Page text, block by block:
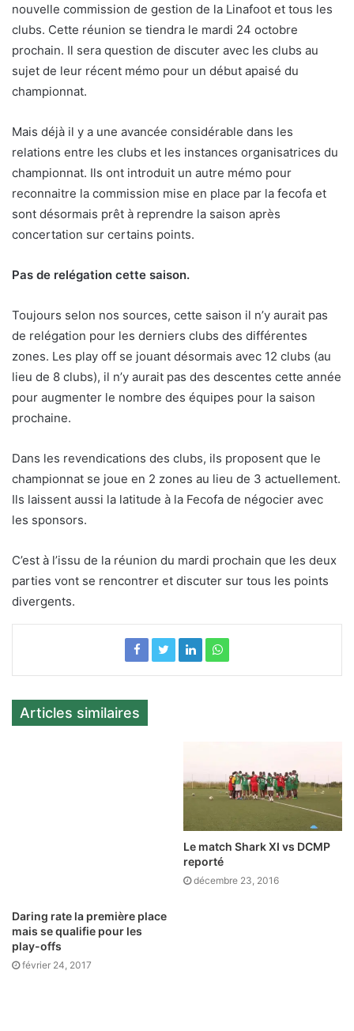
nouvelle commission de gestion de la Linafoot et tous les
clubs. Cette réunion se tiendra le mardi 24 octobre
prochain. Il sera question de discuter avec les clubs au
sujet de leur récent mémo pour un début apaisé du
championnat.
Mais déjà il y a une avancée considérable dans les
relations entre les clubs et les instances organisatrices du
championnat. Ils ont introduit un autre mémo pour
reconnaitre la commission mise en place par la fecofa et
sont désormais prêt à reprendre la saison après
concertation sur certains points.
Pas de relégation cette saison.
Toujours selon nos sources, cette saison il n’y aurait pas
de relégation pour les derniers clubs des différentes
zones. Les play off se jouant désormais avec 12 clubs (au
lieu de 8 clubs), il n’y aurait pas des descentes cette année
pour augmenter le nombre des équipes pour la saison
prochaine.
Dans les revendications des clubs, ils proposent que le
championnat se joue en 2 zones au lieu de 3 actuellement.
Ils laissent aussi la latitude à la Fecofa de négocier avec
les sponsors.
C’est à l’issu de la réunion du mardi prochain que les deux
parties vont se rencontrer et discuter sur tous les points
divergents.
Articles similaires
Daring rate la première place
mais se qualifie pour les
play-offs
février 24, 2017
Le match Shark XI vs DCMP
reporté
décembre 23, 2016